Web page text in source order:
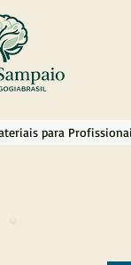
para